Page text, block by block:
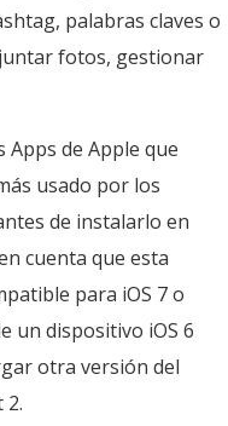
palabras claves o
fotos, gestionar
Apps de Apple que
usado por los
de instalarlo en
cuenta que esta
para iOS 7 o
un dispositivo iOS 6
otra versión del
2.